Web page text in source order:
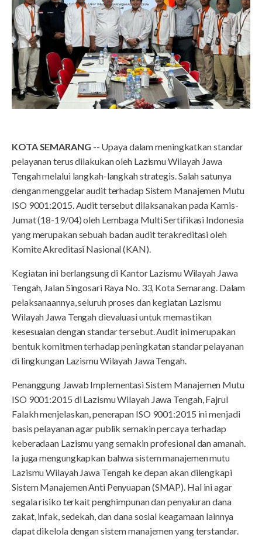
KOTA SEMARANG -- Upaya dalam meningkatkan standar
pelayanan terus dilakukan oleh Lazismu Wilayah Jawa
Tengah melalui langkah-langkah strategis. Salah satunya
dengan menggelar audit terhadap Sistem Manajemen Mutu
ISO 9001:2015. Audit tersebut dilaksanakan pada Kamis-
Jumat (18-19/04) oleh Lembaga Multi Sertifikasi Indonesia
yang merupakan sebuah badan audit terakreditasi oleh
Komite Akreditasi Nasional (KAN).
Kegiatan ini berlangsung di Kantor Lazismu Wilayah Jawa
Tengah, Jalan Singosari Raya No. 33, Kota Semarang. Dalam
pelaksanaannya, seluruh proses dan kegiatan Lazismu
Wilayah Jawa Tengah dievaluasi untuk memastikan
kesesuaian dengan standar tersebut. Audit ini merupakan
bentuk komitmen terhadap peningkatan standar pelayanan
di lingkungan Lazismu Wilayah Jawa Tengah.
Penanggung Jawab Implementasi Sistem Manajemen Mutu
ISO 9001:2015 di Lazismu Wilayah Jawa Tengah, Fajrul
Falakh menjelaskan, penerapan ISO 9001:2015 ini menjadi
basis pelayanan agar publik semakin percaya terhadap
keberadaan Lazismu yang semakin profesional dan amanah.
Ia juga mengungkapkan bahwa sistem manajemen mutu
Lazismu Wilayah Jawa Tengah ke depan akan dilengkapi
Sistem Manajemen Anti Penyuapan (SMAP). Hal ini agar
segala risiko terkait penghimpunan dan penyaluran dana
zakat, infak, sedekah, dan dana sosial keagamaan lainnya
dapat dikelola dengan sistem manajemen yang terstandar.